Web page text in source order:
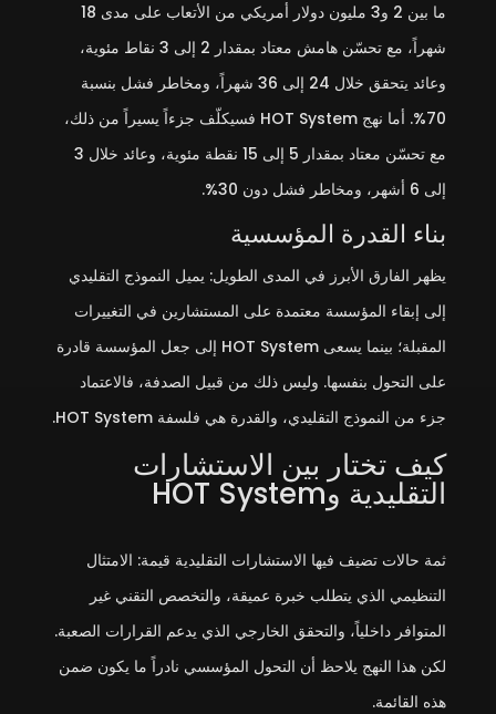
ما بين 2 و3 مليون دولار أمريكي من الأتعاب على مدى 18
شهراً، مع تحسّن هامش معتاد بمقدار 2 إلى 3 نقاط مئوية،
وعائد يتحقق خلال 24 إلى 36 شهراً، ومخاطر فشل بنسبة
70%. أما نهج HOT System فسيكلّف جزءاً يسيراً من ذلك،
مع تحسّن معتاد بمقدار 5 إلى 15 نقطة مئوية، وعائد خلال 3
إلى 6 أشهر، ومخاطر فشل دون 30%.
بناء القدرة المؤسسية
يظهر الفارق الأبرز في المدى الطويل: يميل النموذج التقليدي
إلى إبقاء المؤسسة معتمدة على المستشارين في التغييرات
المقبلة؛ بينما يسعى HOT System إلى جعل المؤسسة قادرة
على التحول بنفسها. وليس ذلك من قبيل الصدفة، فالاعتماد
جزء من النموذج التقليدي، والقدرة هي فلسفة HOT System.
كيف تختار بين الاستشارات
التقليدية وHOT System
ثمة حالات تضيف فيها الاستشارات التقليدية قيمة: الامتثال
التنظيمي الذي يتطلب خبرة عميقة، والتخصص التقني غير
المتوافر داخلياً، والتحقق الخارجي الذي يدعم القرارات الصعبة.
لكن هذا النهج يلاحظ أن التحول المؤسسي نادراً ما يكون ضمن
هذه القائمة.